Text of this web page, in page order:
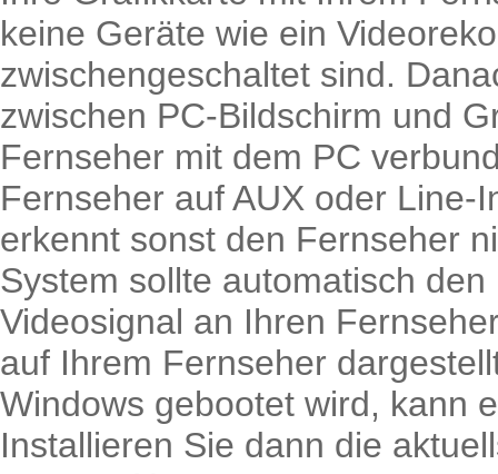
keine Geräte wie ein
zwischengeschaltet sind.
zwischen PC-Bildschirm und
Fernseher mit dem PC
Fernseher auf AUX oder Line-
erkennt sonst den Fernseher
System sollte automatisch
Videosignal an Ihren
auf Ihrem Fernseher
Windows gebootet wird, kann
Installieren Sie dann die